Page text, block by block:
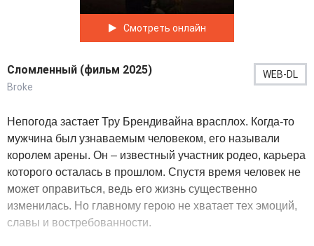
Смотреть онлайн
Сломленный (фильм 2025)
Broke
WEB-DL
Непогода застает Тру Брендивайна врасплох. Когда-то
мужчина был узнаваемым человеком, его называли
королем арены. Он – известный участник родео, карьера
которого осталась в прошлом. Спустя время человек не
может оправиться, ведь его жизнь существенно
изменилась. Но главному герою не хватает тех эмоций,
славы и востребованности.